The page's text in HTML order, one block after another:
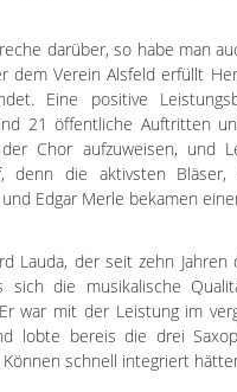
darüber, so habe man
dem Verein Alsfeld erfüllt
Eine positive
21 öffentliche Auftritten
Chor aufzuweisen, und
denn die aktivsten Bläser,
Edgar Merle bekamen
Lauda, der seit zehn Jahren
sich die musikalische
war mit der Leistung im
lobte bereis die drei
schnell integriert